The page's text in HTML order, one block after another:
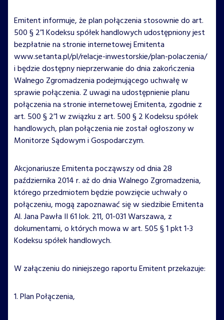
Emitent informuje, że plan połączenia stosownie do art.
500 § 2’1 Kodeksu spółek handlowych udostępniony jest
bezpłatnie na stronie internetowej Emitenta
www.setanta.pl/pl/relacje-inwestorskie/plan-polaczenia/
i będzie dostępny nieprzerwanie do dnia zakończenia
Walnego Zgromadzenia podejmującego uchwałę w
sprawie połączenia. Z uwagi na udostępnienie planu
połączenia na stronie internetowej Emitenta, zgodnie z
art. 500 § 2’1 w związku z art. 500 § 2 Kodeksu spółek
handlowych, plan połączenia nie został ogłoszony w
Monitorze Sądowym i Gospodarczym.
Akcjonariusze Emitenta począwszy od dnia 28
października 2014 r. aż do dnia Walnego Zgromadzenia,
którego przedmiotem będzie powzięcie uchwały o
połączeniu, mogą zapoznawać się w siedzibie Emitenta
Al. Jana Pawła II 61 lok. 211, 01-031 Warszawa, z
dokumentami, o których mowa w art. 505 § 1 pkt 1-3
Kodeksu spółek handlowych.
W załączeniu do niniejszego raportu Emitent przekazuje:
1. Plan Połączenia,